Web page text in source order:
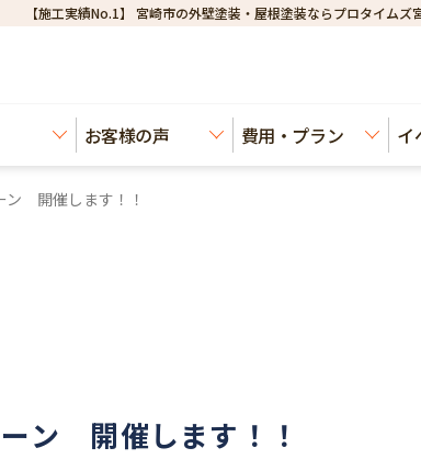
【施工実績No.1】 宮崎市の外壁塗装・屋根塗装ならプロタイム
お客様の声 費用・プラン イ
ン 開催します！！
ン 開催します！！